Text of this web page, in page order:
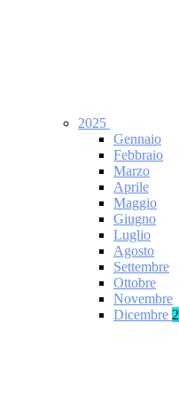
2025
Gennaio
Febbraio
Marzo
Aprile
Maggio
Giugno
Luglio
Agosto
Settembre
Ottobre
Novembre
Dicembre 2